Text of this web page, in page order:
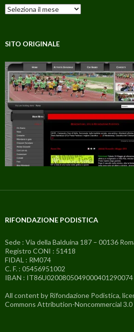
Archivi
SITO ORIGINALE
RIFONDAZIONE PODISTICA
Sede : Via della Balduina 187 – 00136
Registro CONI : 51418
FIDAL : RM074
C. F. : 05456951002
IBAN : IT86U0200805049000401290074
All content by Rifondazione Podistica,
Commons Attribution-Noncommercial